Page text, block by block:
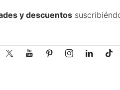
y descuentos
     